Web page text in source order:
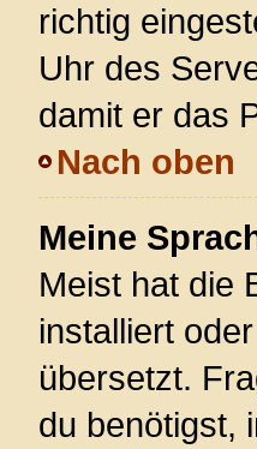
richtig
Uhr des
damit er das
Nach oben
Meine
Meist hat die
installiert
übersetzt.
du benötigst,